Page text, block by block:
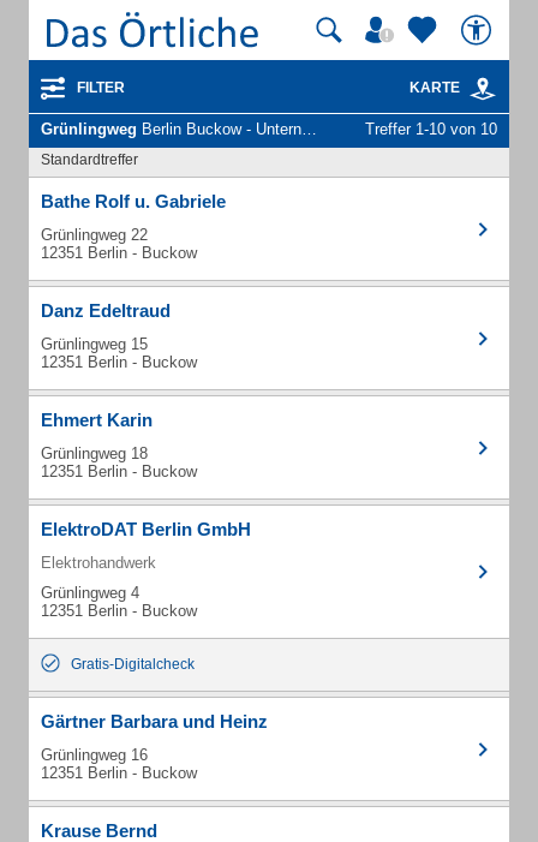
FILTER KARTE
Grünlingweg Berlin Buckow - Unternehmen und Personen Treffer 1-10 von 10
Standardtreffer
Bathe Rolf u. Gabriele
Grünlingweg 22
12351 Berlin - Buckow
Danz Edeltraud
Grünlingweg 15
12351 Berlin - Buckow
Ehmert Karin
Grünlingweg 18
12351 Berlin - Buckow
ElektroDAT Berlin GmbH
Elektrohandwerk
Grünlingweg 4
12351 Berlin - Buckow
Gratis-Digitalcheck
Gärtner Barbara und Heinz
Grünlingweg 16
12351 Berlin - Buckow
Krause Bernd